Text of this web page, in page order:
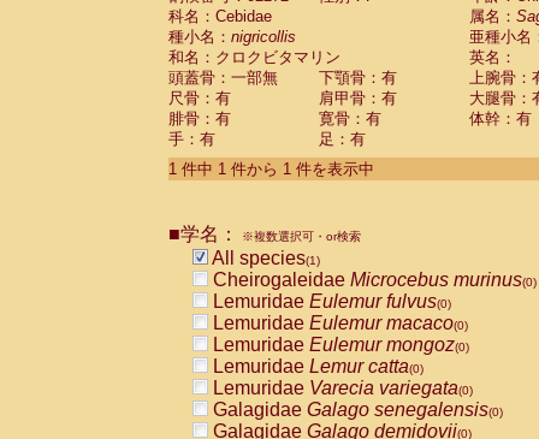
Cebidae
CebidaeSaguinus mystax
CebidaeSaguinus nigricollis (1)
Cebidae Saguinus oedipus
Cebidae Saguinus weddelli
Cebidae Saguinusspp.
Cebidae Aotus trivirgatus
Cebidae Cebus albifrons
CebidaeCebus nigrivittatus
CebidaeCebus
CebidaeSaimiri boliviensis(0)
CebidaeSaimiri sciureus(0)
AtelidaeAlouatta caraya(0)
AtelidaeAlouatta fusca(0)
AtelidaeAlouatta seniculus
AtelidaeAlouattaspp.(0)
AtelidaeAteles belzebuth(0)
AtelidaeAteles geoffroyi(0)
科名：Cebidae
属名：
種小名： nigricollis
亜種小名
和名：クロクビタマリン
英名：
頭蓋骨：一部無
下顎骨：有
上腕骨：
尺骨：有
肩甲骨：有
大腿骨：
腓骨：有
寛骨：有
体幹：有
手：有
足：有
1 件中 1 件から 1 件を表示中
■学名： ※複数選択可・or検索
All species(1)
Cheirogaleidae Microcebus murinus(0)
Lemuridae Eulemur fulvus(0)
Lemuridae Eulemur macaco(0)
Lemuridae Eulemur mongoz(0)
Lemuridae Lemur catta(0)
Lemuridae Varecia variegata(0)
Galagidae Galago senegalensis(0)
Galagidae Galago demidovii(0)